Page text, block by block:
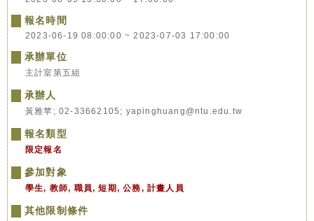
報名時間
2023-06-19 08:00:00 ~ 2023-07-03 17:00:00
承辦單位
主計室第五組
承辦人
黃雅苹; 02-33662105; yapinghuang@ntu.edu.tw
報名類型
限定報名
參加對象
學生, 教師, 職員, 短期, 公務, 計畫人員
其他限制條件